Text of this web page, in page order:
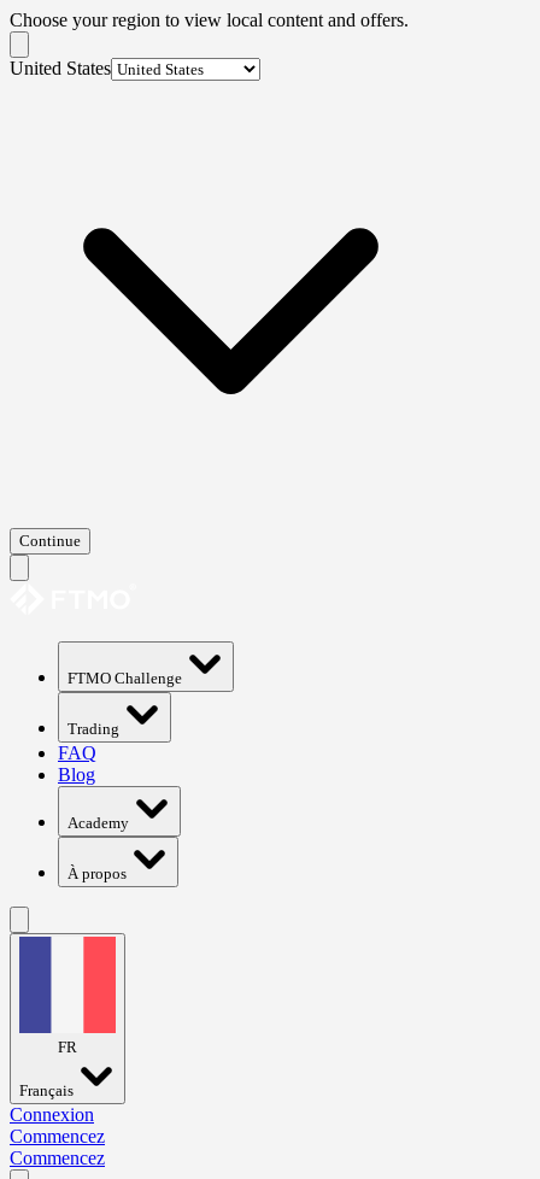
Choose your region to view local content and offers.
United States
Continue
FTMO Challenge
Trading
FAQ
Blog
Academy
À propos
FR
Français
Connexion
Commencez
Commencez